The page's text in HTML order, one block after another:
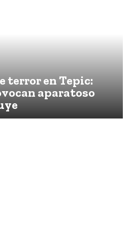
terror en Tepic:
aparatoso